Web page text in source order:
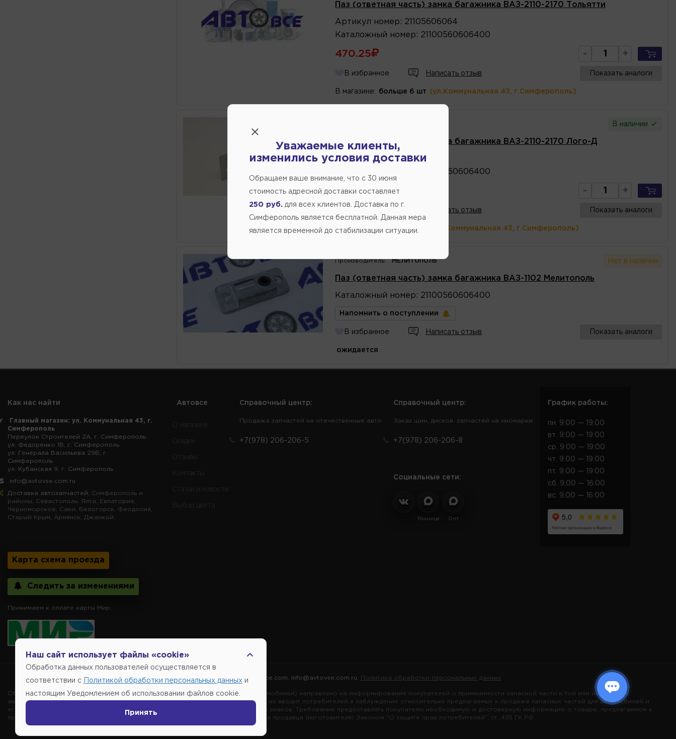
Производитель: МЕЛИТОПОЛЬ Нет в наличии
Паз (ответная часть) замка багажника ВАЗ-1102 Мелитополь
Каталожный номер : 21100560606400
Напомнить о поступлении
В избранное Написать отзыв Показать аналоги
ожидается
Паз (ответная часть) замка багажника ВАЗ-2110-2170 Тольятти
Артикул номер : 21105606064
Каталожный номер : 21100560606400
470.25 - +
В избранное Написать отзыв Показать аналоги
В магазине: больше 6 шт (ул.Коммунальная 43, г.Симферополь)
В наличии
Паз (ответная часть) замка багажника ВАЗ-2110-2170 Лого-Д
Артикул номер:4733
21100560606400
188.10 - +
Написать отзыв Показать аналоги
В магазине: больше 10 шт (ул.Коммунальная 43, г.Симферополь)
Как нас найти
Главный магазин: ул. Коммунальная 43, г.
Симферополь
Переулок Строителей 2А, г. Симферополь
ул. Федоренко 1В, г. Симферополь
ул. Генерала Васильева 29Б, г.
Симферополь
ул. Кубанская 9, г. Симферополь
info@avtovse.com.ru
Доставка автозапчастей , Симферополь и
районы, Севастополь, Ялта, Евпатория,
Черноморское, Саки, Белогорск, Феодосия,
Старый Крым, Армянск, Джанкой.
Карта схема проезда
Следить за изменениями
Принимаем к оплате карты Мир.
Автовсе Справочный центр:
Продажа запчастей на отечественные авто
+7(978) 206-206-5
Справочный центр:
Заказ шин, дисков, запчастей на иномарки
+7(978) 206-206-8
Социальные сети:
Розница Опт
График работы:
пн. 9:00 — 19:00
вт. 9:00 — 19:00
ср. 9:00 — 19:00
чт. 9:00 — 19:00
пт. 9:00 — 19:00
сб. 9:00 — 16:00
вс. 9:00 — 16:00
Copyright @2014-2026 | Автовсе.com info@avtovse.com.ru Политика обработки персональных данных
Обращаем внимание, указание ТОВАРНЫХ ЗНАКОВ (наименований марок автомобилей) направлено на информирование покупателей о применимости запасной части к той или иной марке
автомобиля, то есть на потребительские свойства товара. Данная информация не вводит потребителей в заблуждение относительно предлагаемых к продаже запасных частей для автомобилей и
его производителе, не нарушает права правообладателей указанных товарных знаков. Требование предоставлять покупателю необходимую и достоверную информацию о товаре, предлагаемом к
продаже, обеспечивающую возможность их правильного выбора возложено на продавца (изготовителя) Законом "О защите прав потребителей", ст. 495 ГК РФ.
Наш сайт использует файлы «cookie»
Обработка данных пользователей осуществляется в
соответствии с Политикой обработки персональных данных и
настоящим Уведомлением об использовании файлов cookie.
Принять
Уважаемые клиенты,
изменились условия доставки
Обращаем ваше внимание, что c 30 июня
стоимость адресной доставки составляет
250 руб. для всех клиентов. Доставка по г.
Симферополь является бесплатной. Данная мера
является временной до стабилизации ситуации.